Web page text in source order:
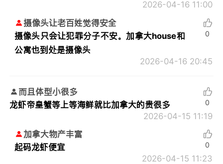
2026-04-16 11:00
摄像头让老百姓觉得安全
摄像头只会让犯罪分子不安。加拿大house和
公寓也到处是摄像头
2026-04-16 20:45
0
而且体型小很多
龙虾帝皇蟹等上等海鲜就比加拿大的贵很多
2026-04-15 11:19
0
加拿大物产丰富
起码龙虾便宜
2026-04-15 11:23
0